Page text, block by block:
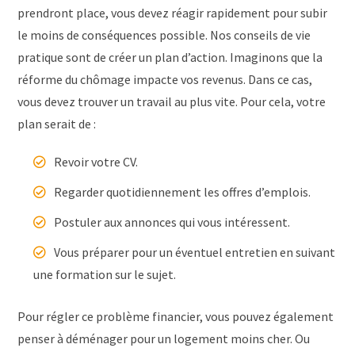
prendront place, vous devez réagir rapidement pour subir
le moins de conséquences possible. Nos conseils de vie
pratique sont de créer un plan d’action. Imaginons que la
réforme du chômage impacte vos revenus. Dans ce cas,
vous devez trouver un travail au plus vite. Pour cela, votre
plan serait de :
Revoir votre CV.
Regarder quotidiennement les offres d’emplois.
Postuler aux annonces qui vous intéressent.
Vous préparer pour un éventuel entretien en suivant
une formation sur le sujet.
Pour régler ce problème financier, vous pouvez également
penser à déménager pour un logement moins cher. Ou